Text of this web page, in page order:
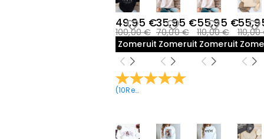
49,95 €
100,00 €
Zomeruitverkoop
(10Recensies
35,95 €
70,00 €
Zomeruitverkoop
55,95 €
110,00 €